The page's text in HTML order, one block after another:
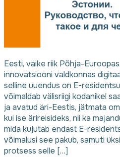
Eesti, väike riik Põhja-
innovatsiooni valdkonnas
selline uuendus on E-
võimaldab välisriigi kodanikel
ja avatud äri-Eestis, jätmata
kui ise ärireisideks, nii ka
mida kujutab endast E-
võimalusi see pakub, samuti
protsess selle […]